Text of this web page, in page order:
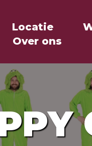
Locatie
Over ons